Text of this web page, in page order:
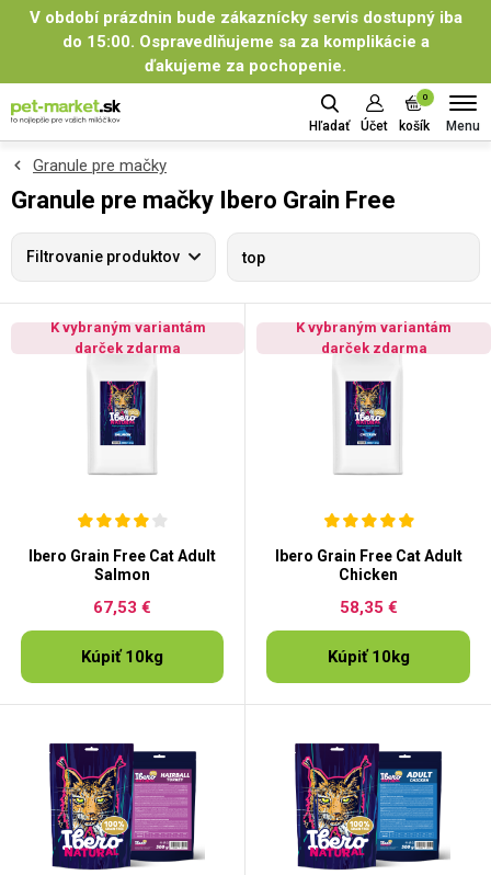
V období prázdnin bude zákaznícky servis dostupný iba
do 15:00. Ospravedlňujeme sa za komplikácie a
ďakujeme za pochopenie.
Hľadať Účet
0
košík Menu
Granule pre mačky
Granule pre mačky Ibero Grain Free
Filtrovanie produktov top
K vybraným variantám
darček zdarma
Ibero Grain Free Cat Adult
Salmon
67,53 €
Kúpiť 10kg
K vybraným variantám
darček zdarma
Ibero Grain Free Cat Adult
Chicken
58,35 €
Kúpiť 10kg